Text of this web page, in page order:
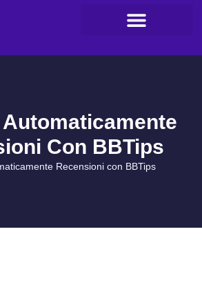
Con BBTips
Recensioni con BBTips